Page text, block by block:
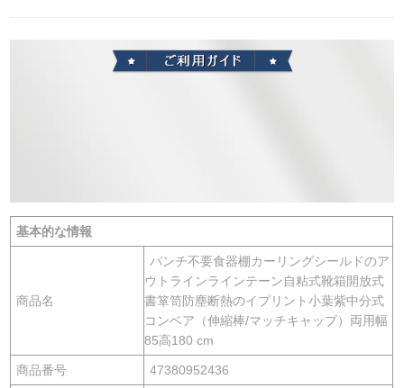
基本的な情報
商品名
パンチ不要食器棚カーリングシールドのア
ウトラインラインテーン自粘式靴箱開放式
書箪笥防塵断熱のイプリント小葉紫中分式
コンベア（伸縮棒/マッチキャップ）両用幅
85高180 cm
商品番号 47380952436